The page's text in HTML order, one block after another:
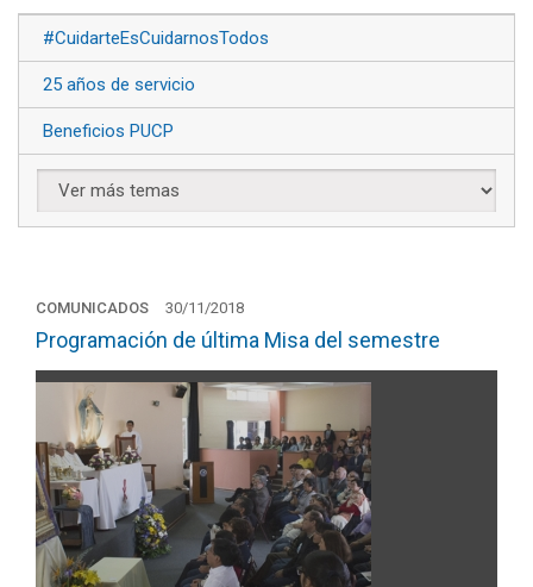
#CuidarteEsCuidarnosTodos
25 años de servicio
Beneficios PUCP
COMUNICADOS 30/11/2018
Programación de última Misa del semestre